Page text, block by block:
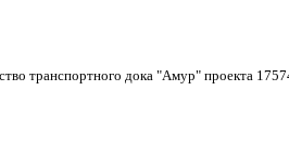
транспортного дока "Амур" проекта